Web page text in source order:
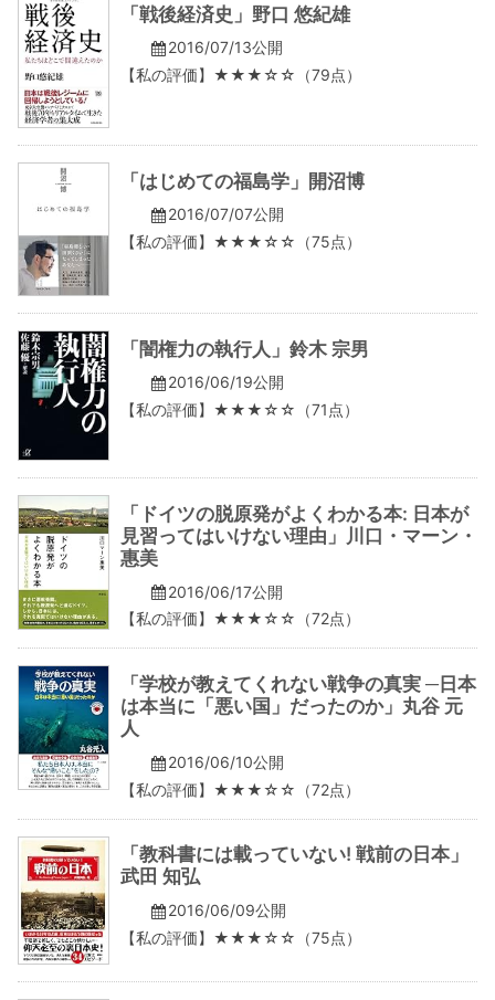
「戦後経済史」野口 悠紀雄
2016/07/13公開
【私の評価】★★★☆☆（79点）
「はじめての福島学」開沼博
2016/07/07公開
【私の評価】★★★☆☆（75点）
「闇権力の執行人」鈴木 宗男
2016/06/19公開
【私の評価】★★★☆☆（71点）
「ドイツの脱原発がよくわかる本: 日本が
見習ってはいけない理由」川口・マーン・
惠美
2016/06/17公開
【私の評価】★★★☆☆（72点）
「学校が教えてくれない戦争の真実 ─日本
は本当に「悪い国」だったのか」丸谷 元
人
2016/06/10公開
【私の評価】★★★☆☆（72点）
「教科書には載っていない! 戦前の日本」
武田 知弘
2016/06/09公開
【私の評価】★★★☆☆（75点）